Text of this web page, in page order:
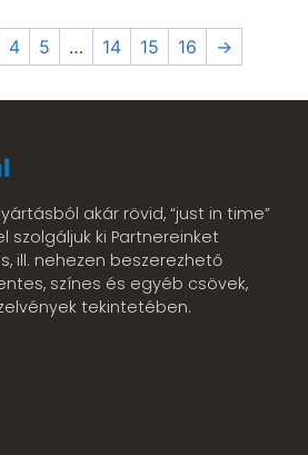
4 5 … 14 15 16 →
akár rövid, “just in time”
szolgáljuk ki Partnereinket
ill. nehezen beszerezhető
színes és egyéb csövek,
tekintetében.